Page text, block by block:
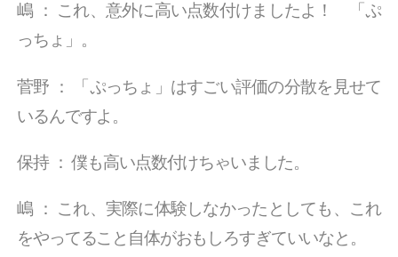
嶋 ： これ、意外に高い点数付けましたよ！ 「ぷ
っちょ」。
菅野 ：
「ぷっちょ」はすごい評価の分散を見せて
いるんですよ。
保持：僕も高い点数付けちゃいました。
嶋 ： これ、実際に体験しなかったとしても、これ
をやってること自体がおもしろすぎていいなと。